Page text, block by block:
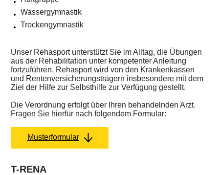
Wassergymnastik
Trockengymnastik
Unser Rehasport unterstützt Sie im Alltag, die Übungen
aus der Rehabilitation unter kompetenter Anleitung
fortzuführen. Rehasport wird von den Krankenkassen
und Rentenversicherungsträgern insbesondere mit dem
Ziel der Hilfe zur Selbsthilfe zur Verfügung gestellt.
Die Verordnung erfolgt über Ihren behandelnden Arzt.
Fragen Sie hierfür nach folgendem Formular:
Musterformular
T-RENA